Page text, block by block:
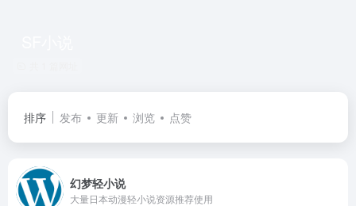
排序 发布 更新 浏览 点赞
幻梦轻小说
大量日本动漫轻小说资源推荐使用